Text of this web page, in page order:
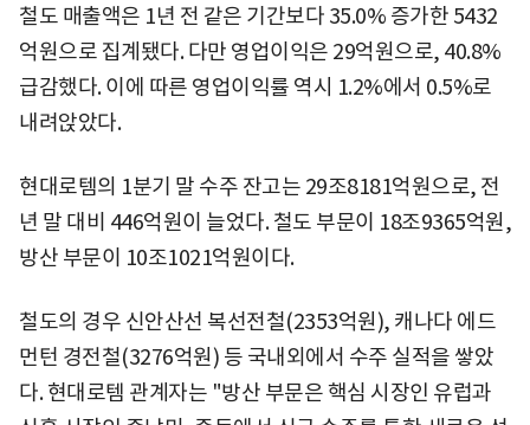
철도 매출액은 1년 전 같은 기간보다 35.0% 증가한 5432
억원으로 집계됐다. 다만 영업이익은 29억원으로, 40.8%
급감했다. 이에 따른 영업이익률 역시 1.2%에서 0.5%로
내려앉았다.
현대로템의 1분기 말 수주 잔고는 29조8181억원으로, 전
년 말 대비 446억원이 늘었다. 철도 부문이 18조9365억원,
방산 부문이 10조1021억원이다.
철도의 경우 신안산선 복선전철(2353억원), 캐나다 에드
먼턴 경전철(3276억원) 등 국내외에서 수주 실적을 쌓았
다. 현대로템 관계자는 "방산 부문은 핵심 시장인 유럽과